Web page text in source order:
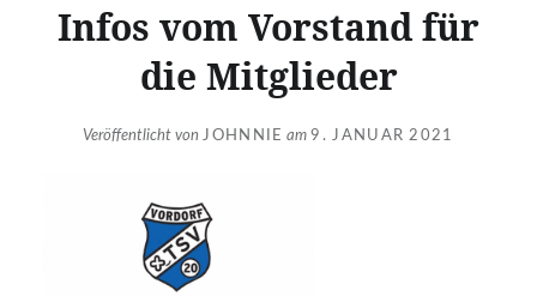
Infos vom Vorstand für
die Mitglieder
Veröffentlicht vonJOHNNIE am9. JANUAR 2021